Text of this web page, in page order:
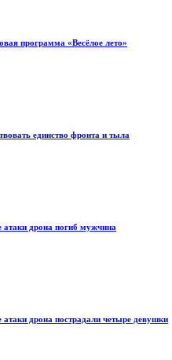
программа «Весёлое лето»
единство фронта и тыла
атаки дрона погиб мужчина
атаки дрона пострадали четыре девушки